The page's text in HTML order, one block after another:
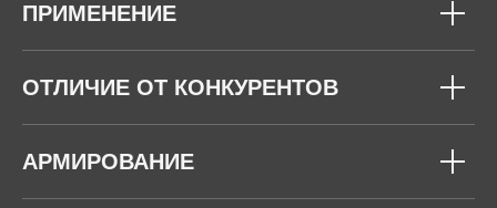
ПРИМЕНЕНИЕ
ОТЛИЧИЕ ОТ КОНКУРЕНТОВ
АРМИРОВАНИЕ